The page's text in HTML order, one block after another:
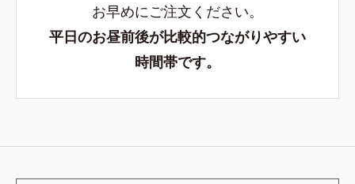
お早めにご注文ください。
平日のお昼前後が比較的つながりやすい
時間帯です。